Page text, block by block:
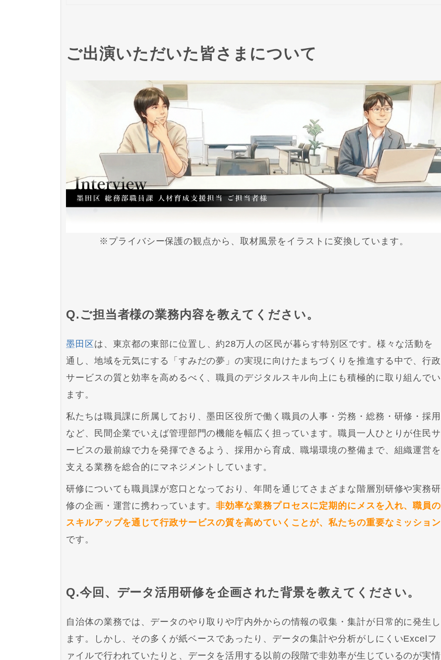
ご出演いただいた皆さまについて
※プライバシー保護の観点から、取材風景をイラストに変換しています。
Q.ご担当者様の業務内容を教えてください。
墨田区 は、東京都の東部に位置し、約28万人の区民が暮らす特別区です。様々な活動を
通し、地域を元気にする「すみだの夢」の実現に向けたまちづくりを推進する中で、行政
サービスの質と効率を高めるべく、職員のデジタルスキル向上にも積極的に取り組んでい
ます。
私たちは職員課に所属しており、墨田区役所で働く職員の人事・労務・総務・研修・採用
など、民間企業でいえば管理部門の機能を幅広く担っています。職員一人ひとりが住民サ
ービスの最前線で力を発揮できるよう、採用から育成、職場環境の整備まで、組織運営を
支える業務を総合的にマネジメントしています。
研修についても職員課が窓口となっており、年間を通じてさまざまな階層別研修や実務研
修の企画・運営に携わっています。非効率な業務プロセスに定期的にメスを入れ、職員の
スキルアップを通じて行政サービスの質を高めていくことが、私たちの重要なミッション
です。
Q.今回、データ活用研修を企画された背景を教えてください。
自治体の業務では、データのやり取りや庁内外からの情報の収集・集計が日常的に発生し
ます。しかし、その多くが紙ベースであったり、データの集計や分析がしにくいExcel フ
ァイルで行われていたりと、データを活用する以前の段階で非効率が生じているのが実情